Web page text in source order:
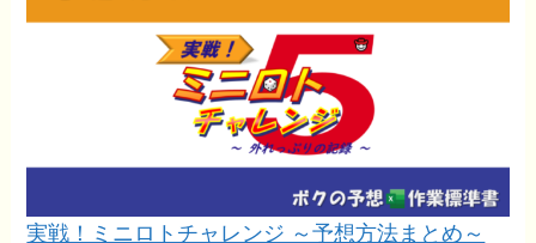
実戦！ミニロトチャレンジ ～予想方法まとめ～